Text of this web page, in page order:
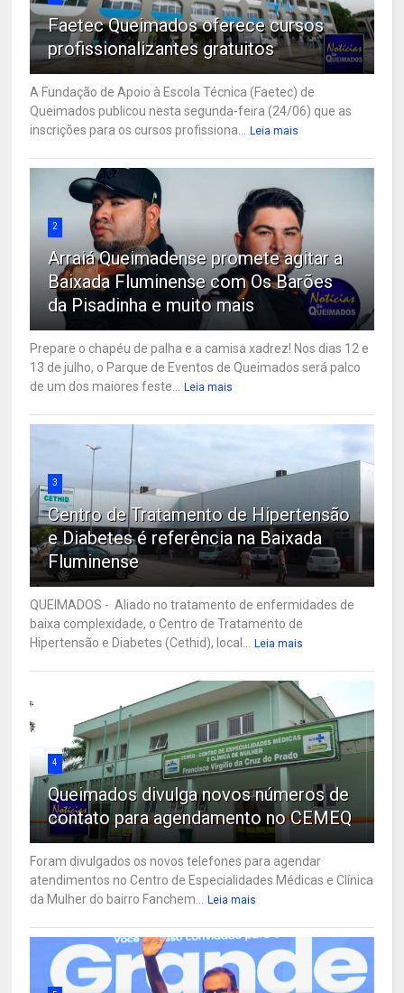
Faetec Queimados oferece cursos
profissionalizantes gratuitos
A Fundação de Apoio à Escola Técnica (Faetec) de
Queimados publicou nesta segunda-feira (24/06) que as
inscrições para os cursos profissiona...
Leia mais
2
Arraiá Queimadense promete agitar a
Baixada Fluminense com Os Barões
da Pisadinha e muito mais
Prepare o chapéu de palha e a camisa xadrez! Nos dias 12 e
13 de julho, o Parque de Eventos de Queimados será palco
de um dos maiores feste...
Leia mais
3
Centro de Tratamento de Hipertensão
e Diabetes é referência na Baixada
Fluminense
QUEIMADOS - Aliado no tratamento de enfermidades de
baixa complexidade, o Centro de Tratamento de
Hipertensão e Diabetes (Cethid), local...
Leia mais
4
Queimados divulga novos números de
contato para agendamento no CEMEQ
Foram divulgados os novos telefones para agendar
atendimentos no Centro de Especialidades Médicas e Clínica
da Mulher do bairro Fanchem...
Leia mais